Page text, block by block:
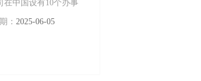
在中国设有10个办事
：2025-06-05